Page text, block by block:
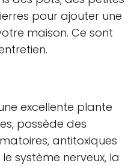
pour ajouter une
maison. Ce sont
excellente plante
possède des
antitoxiques
système nerveux, la